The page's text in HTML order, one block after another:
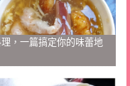
，一篇搞定你的味蕾地